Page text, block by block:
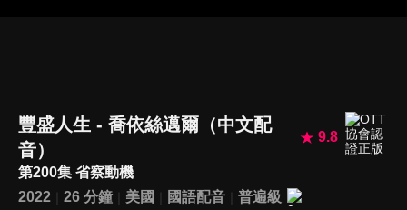
豐盛人生 - 喬依絲邁爾（中文配
音）
9.8
第200集 省察動機
2022
26 分鐘 美國 國語配音
普遍級